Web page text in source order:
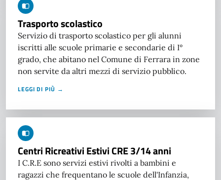
Trasporto scolastico
Servizio di trasporto scolastico per gli alunni
iscritti alle scuole primarie e secondarie di I°
grado, che abitano nel Comune di Ferrara in zone
non servite da altri mezzi di servizio pubblico.
LEGGI DI PIÙ →
Centri Ricreativi Estivi CRE 3/14 anni
I C.R.E sono servizi estivi rivolti a bambini e
ragazzi che frequentano le scuole dell'Infanzia,